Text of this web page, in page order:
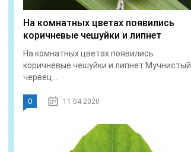
На комнатных цветах появились
коричневые чешуйки и липнет
На комнатных цветах появились
коричневые чешуйки и липнет Мучнистый
червец...
0 11.04.2020